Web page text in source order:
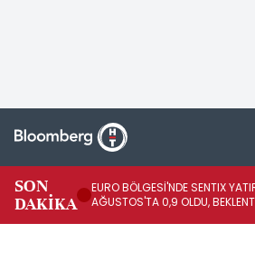
SON
DAKİKA
EURO BÖLGESİ'NDE SENTIX
AĞUSTOS'TA 0,9 OLDU,